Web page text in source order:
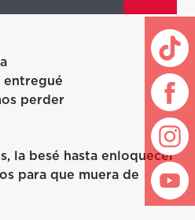
entregué
perder
la besé hasta enloquecer
para que muera de